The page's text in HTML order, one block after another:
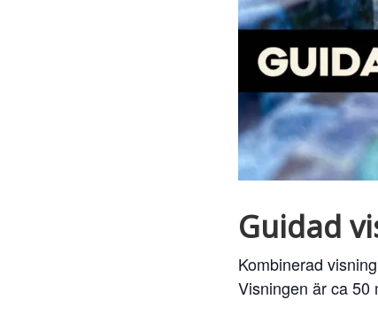
Guidad
Kombinerad
Visningen är ca 50